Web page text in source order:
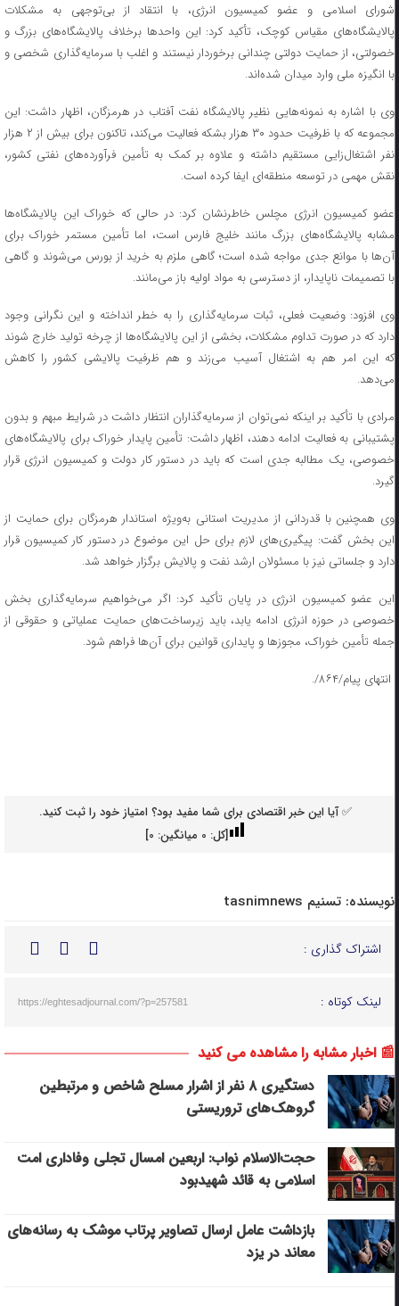
شورای اسلامی و عضو کمیسیون انرژی، با انتقاد از بی‌توجهی به مشکلات
پالایشگاه‌های مقیاس کوچک، تأکید کرد: این واحدها برخلاف پالایشگاه‌های بزرگ و
خصولتی، از حمایت دولتی چندانی برخوردار نیستند و اغلب با سرمایه‌گذاری شخصی و
با انگیزه ملی وارد میدان شده‌اند.
وی با اشاره به نمونه‌هایی نظیر پالایشگاه نفت آفتاب در هرمزگان، اظهار داشت: این
مجموعه که با ظرفیت حدود ۳۰ هزار بشکه فعالیت می‌کند، تاکنون برای بیش از ۲ هزار
نفر اشتغال‌زایی مستقیم داشته و علاوه بر کمک به تأمین فرآورده‌های نفتی کشور،
نقش مهمی در توسعه منطقه‌ای ایفا کرده است.
عضو کمیسیون انرژی مچلس خاطرنشان کرد: در حالی که خوراک این پالایشگاه‌ها
مشابه پالایشگاه‌های بزرگ مانند خلیج فارس است، اما تأمین مستمر خوراک برای
آن‌ها با موانع جدی مواجه شده است؛ گاهی ملزم به خرید از بورس می‌شوند و گاهی
با تصمیمات ناپایدار، از دسترسی به مواد اولیه باز می‌مانند.
وی افزود: وضعیت فعلی، ثبات سرمایه‌گذاری را به خطر انداخته و این نگرانی وجود
دارد که در صورت تداوم مشکلات، بخشی از این پالایشگاه‌ها از چرخه تولید خارج شوند
که این امر هم به اشتغال آسیب می‌زند و هم ظرفیت پالایشی کشور را کاهش
می‌دهد.
مرادی با تأکید بر اینکه نمی‌توان از سرمایه‌گذاران انتظار داشت در شرایط مبهم و بدون
پشتیبانی به فعالیت ادامه دهند، اظهار داشت: تأمین پایدار خوراک برای پالایشگاه‌های
خصوصی، یک مطالبه جدی است که باید در دستور کار دولت و کمیسیون انرژی قرار
گیرد.
وی همچنین با قدردانی از مدیریت استانی به‌ویژه استاندار هرمزگان برای حمایت از
این بخش گفت: پیگیری‌های لازم برای حل این موضوع در دستور کار کمیسیون قرار
دارد و جلساتی نیز با مسئولان ارشد نفت و پالایش برگزار خواهد شد.
این عضو کمیسیون انرژی در پایان تأکید کرد: اگر می‌خواهیم سرمایه‌گذاری بخش
خصوصی در حوزه انرژی ادامه یابد، باید زیرساخت‌های حمایت عملیاتی و حقوقی از
جمله تأمین خوراک، مجوزها و پایداری قوانین برای آن‌ها فراهم شود.
انتهای پیام/۸۶۴/.
✅ آیا این خبر اقتصادی برای شما مفید بود؟ امتیاز خود را ثبت کنید.
[کل: 0میانگین: 0
]
نویسنده: تسنیم tasnimnews
اشتراک گذاری :
لینک کوتاه : https://eghtesadjournal.com/?p=257581
📰 اخبار مشابه را مشاهده می کنید
دستگیری ۸ نفر از اشرار مسلح شاخص و مرتبطین
گروهک‌های تروریستی
حجت‌الاسلام نواب: اربعین امسال تجلی وفاداری امت
اسلامی به قائد شهیدبود
بازداشت عامل ارسال تصاویر پرتاب موشک به رسانه‌های
معاند در یزد